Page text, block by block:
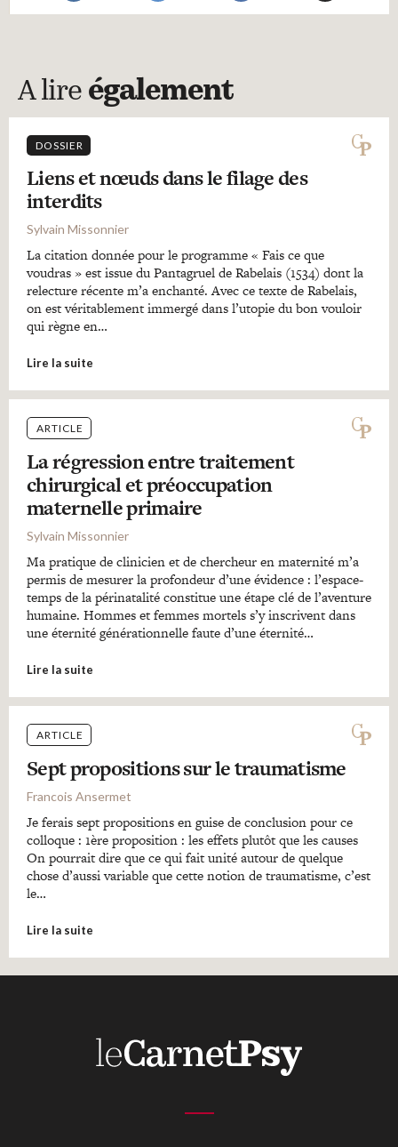
A lire également
DOSSIER
Liens et nœuds dans le filage des
interdits
Sylvain Missonnier
La citation donnée pour le programme « Fais ce que
voudras » est issue du Pantagruel de Rabelais (1534) dont la
relecture récente m’a enchanté. Avec ce texte de Rabelais,
on est véritablement immergé dans l’utopie du bon vouloir
qui règne en…
Lire la suite
ARTICLE
La régression entre traitement
chirurgical et préoccupation
maternelle primaire
Sylvain Missonnier
Ma pratique de clinicien et de chercheur en maternité m’a
permis de mesurer la profondeur d’une évidence : l’espace-
temps de la périnatalité constitue une étape clé de l’aventure
humaine. Hommes et femmes mortels s’y inscrivent dans
une éternité générationnelle faute d’une éternité…
Lire la suite
ARTICLE
Sept propositions sur le traumatisme
Francois Ansermet
Je ferais sept propositions en guise de conclusion pour ce
colloque : 1ère proposition : les effets plutôt que les causes
On pourrait dire que ce qui fait unité autour de quelque
chose d’aussi variable que cette notion de traumatisme, c’est
le…
Lire la suite